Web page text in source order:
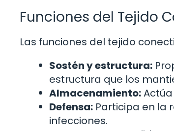
Funciones del Tejido
Las funciones del tejido
Sostén y estructura:
estructura que los
Almacenamiento:
Defensa: Participa en la
infecciones.